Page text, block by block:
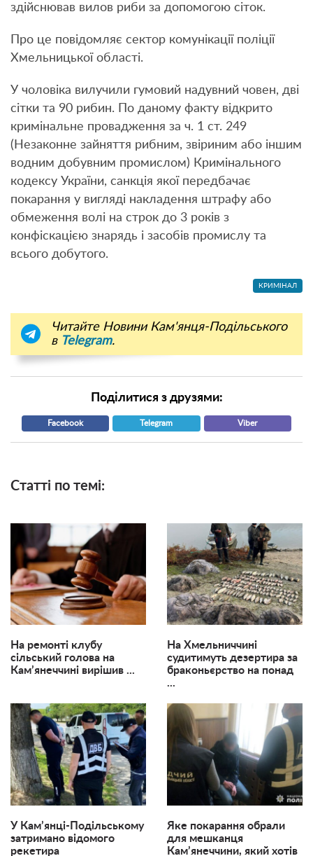
здійснював вилов риби за допомогою сіток.
Про це повідомляє сектор комунікації поліції
Хмельницької області.
У чоловіка вилучили гумовий надувний човен, дві
сітки та 90 рибин. По даному факту відкрито
кримінальне провадження за ч. 1 ст. 249
(Незаконне зайняття рибним, звіриним або іншим
водним добувним промислом) Кримінального
кодексу України, санкція якої передбачає
покарання у вигляді накладення штрафу або
обмеження волі на строк до 3 років з
конфіскацією знарядь і засобів промислу та
всього добутого.
КРИМІНАЛ
Читайте Новини Кам'янця-Подільського
в Telegram.
Поділитися з друзями:
Facebook Telegram Viber
Статті по темі:
На ремонті клубу
сільський голова на
Кам’янеччині вирішив ...
На Хмельниччині
судитимуть дезертира за
браконьєрство на понад
...
У Кам’янці-Подільському
затримано відомого
рекетира
Яке покарання обрали
для мешканця
Кам’янеччини, який хотів